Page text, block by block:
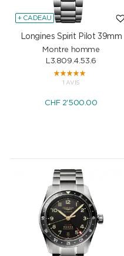
+ CADEAU
Longines Spirit Pilot 39mm
Montre homme
L3.809.4.53.6
1 AVIS
CHF 2'500.00